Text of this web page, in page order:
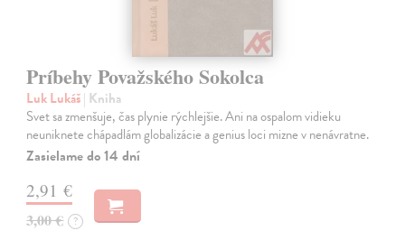
Príbehy Považského Sokolca
Luk Lukáš| Kniha
Svet sa zmenšuje, čas plynie rýchlejšie. Ani na ospalom vidieku
neuniknete chápadlám globalizácie a genius loci mizne v nenávratne.
Zasielame do 14 dní
2,91 €
3,00 € ?